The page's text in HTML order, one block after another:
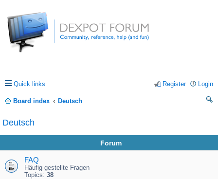
Quick links Login
Register
Board index
Deutsch
Deutsch
Forum
FAQ
Häufig gestellte Fragen
Topics: 38